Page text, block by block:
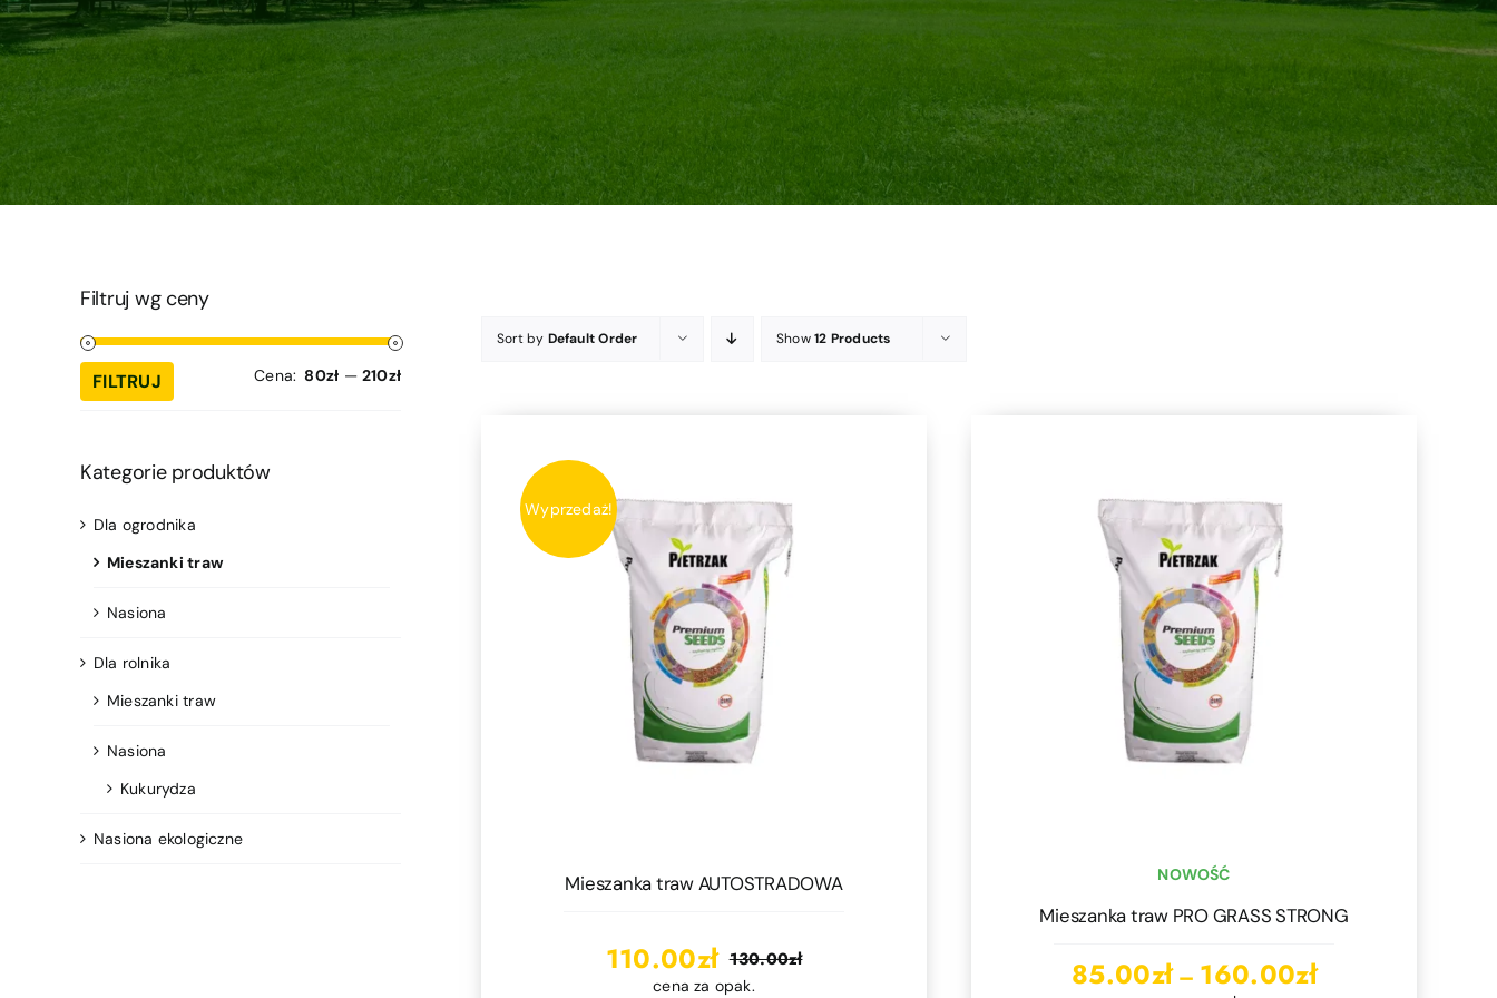
Sort by Default Order Show12 Products
Wyprzedaż!
Mieszanka traw AUTOSTRADOWA
130.00złPierwotna
110.00zł
Aktualna
cena za opak.
NOWOŚĆ
Mieszanka traw PRO GRASS STRONG
85.00zł – 160.00złZakres
Filtruj wg ceny
Cena
Cena
FILTRUJ Cena: 80zł — 210zł
Kategorie produktów
Dla ogrodnika
Mieszanki traw
Nasiona
Dla rolnika
Mieszanki traw
Nasiona
Kukurydza
Nasiona ekologiczne